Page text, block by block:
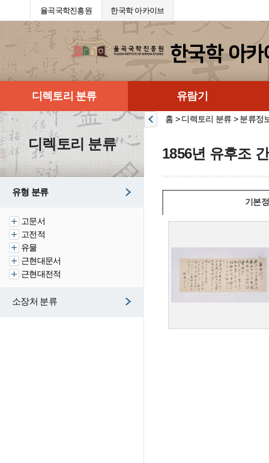
율곡국학진흥원 한국학 아카이브
디렉토리 분류 유람기
디렉토리 분류
유형 분류
고문서
고전적
유물
근현대문서
근현대전적
소장처 분류
홈 > 디렉토리 분류 > 분류정
1856년 유후조
기본